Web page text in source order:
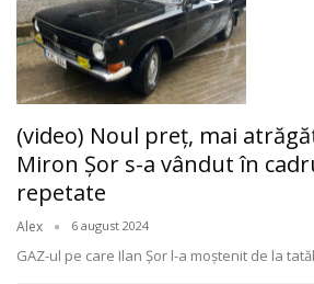
(video) Noul preț, mai
Miron Șor s-a vândut în
repetate
Alex 6 august 2024
GAZ-ul pe care Ilan Șor l-a moștenit de la